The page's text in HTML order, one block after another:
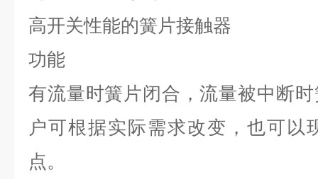
高开关性能的簧片接触器
功能
有流量时簧片闭合，流量被中断
户可根据实际需求改变，也可以
点。